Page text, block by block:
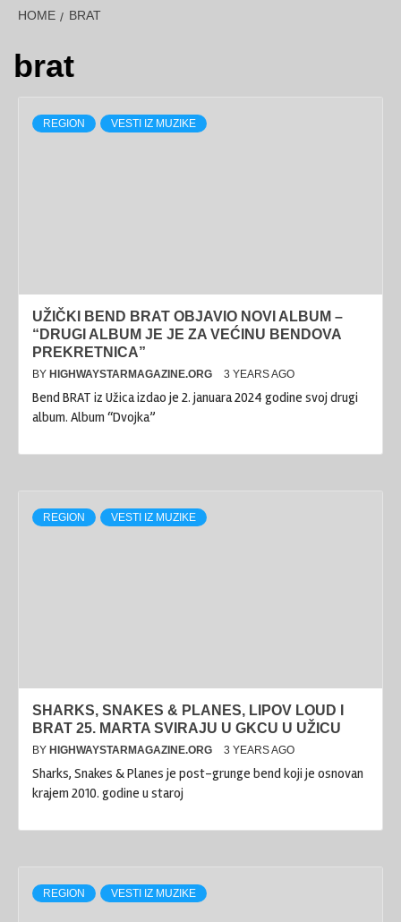
HOME BRAT
brat
REGION VESTI IZ MUZIKE
UŽIČKI BEND BRAT OBJAVIO NOVI ALBUM –
“DRUGI ALBUM JE JE ZA VEĆINU BENDOVA
PREKRETNICA”
BY HIGHWAYSTARMAGAZINE.ORG 3 YEARS AGO
Bend BRAT iz Užica izdao je 2. januara 2024 godine svoj drugi
album. Album “Dvojka”
REGION VESTI IZ MUZIKE
SHARKS, SNAKES & PLANES, LIPOV LOUD I
BRAT 25. MARTA SVIRAJU U GKCU U UŽICU
BY HIGHWAYSTARMAGAZINE.ORG 3 YEARS AGO
Sharks, Snakes & Planes je post-grunge bend koji je osnovan
krajem 2010. godine u staroj
REGION VESTI IZ MUZIKE